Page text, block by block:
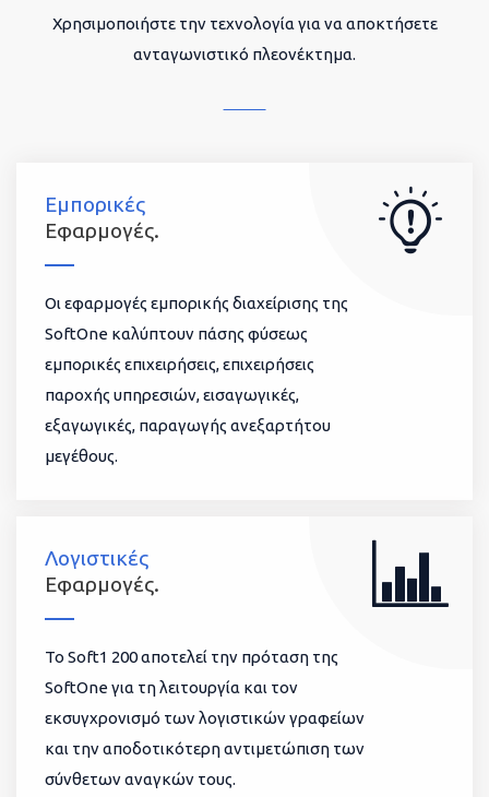
Χρησιμοποιήστε την τεχνολογία για να αποκτήσετε
ανταγωνιστικό πλεονέκτημα.
Εμπορικές
Εφαρμογές.
Οι εφαρμογές εμπορικής διαχείρισης της
SoftOne καλύπτουν πάσης φύσεως
εμπορικές επιχειρήσεις, επιχειρήσεις
παροχής υπηρεσιών, εισαγωγικές,
εξαγωγικές, παραγωγής ανεξαρτήτου
μεγέθους.
Λογιστικές
Εφαρμογές.
To Soft1 200 αποτελεί την πρόταση της
SoftOne για τη λειτουργία και τον
εκσυγχρονισμό των λογιστικών γραφείων
και την αποδοτικότερη αντιμετώπιση των
σύνθετων αναγκών τους.